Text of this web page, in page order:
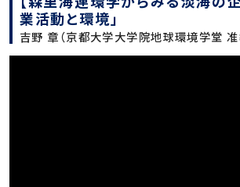
業活動と環境」
吉野 章（京都大学大学院地球環境学堂 准